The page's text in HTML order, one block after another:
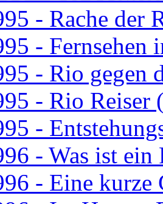
- Rache der
- Fernsehen
- Rio gegen
- Rio Reiser
-
- Was ist ein
- Eine kurze